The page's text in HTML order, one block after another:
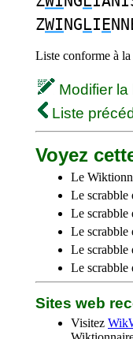
ZWINGLIE
Liste conforme à
Modifier la
Liste
Voyez
Le
Le scrabble
Le scrabble
Le scrabble
Le scrabble
Le scrabble
Sites web
Visitez